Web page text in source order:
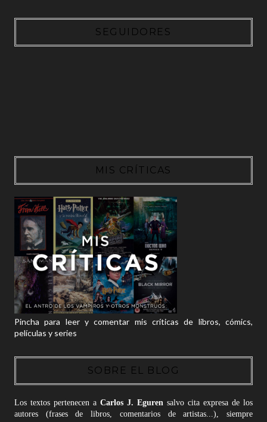
SEGUIDORES
MIS CRÍTICAS
Pincha para leer y comentar mis críticas de libros, cómics,
películas y series
SOBRE EL BLOG
Los textos pertenecen a Carlos J. Egurensalvo cita expresa de los
autores (frases de libros, comentarios de artistas...), siempre